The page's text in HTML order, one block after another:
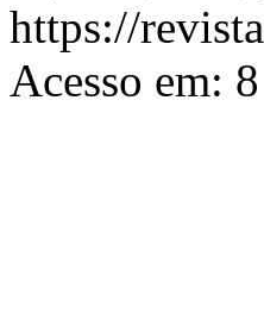
https://
Acesso em: